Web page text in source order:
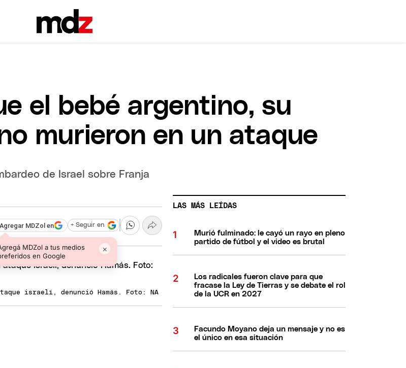
el bebé argentino, su
murieron en un ataque
de Israel sobre Franja
Agregar MDZol en
MDZol a tus medios
en Google
×
+ Seguir en
israelí, denunció Hamás. Foto: NA
LAS MÁS LEÍDAS
Murió fulminado: le cayó un rayo en pleno
partido de fútbol y el video es brutal
Los radicales fueron clave para que
fracase la Ley de Tierras y se debate el rol
de la UCR en 2027
Facundo Moyano deja un mensaje y no es
el único en esa situación